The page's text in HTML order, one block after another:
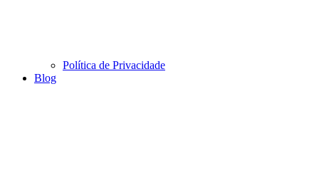
Política de Privacidade
Blog